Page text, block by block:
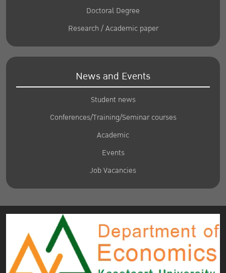
Doctoral Degree
Research / Academic paper
News and Events
Student news
Conferences/Training/Seminar courses
Academic
Events
Job Vacancies